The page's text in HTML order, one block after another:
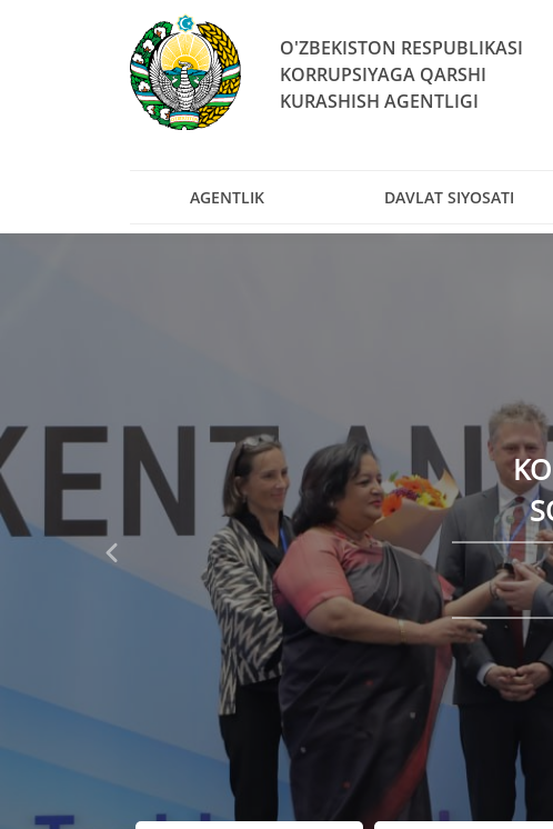
O'ZBEKISTON RESPUBLIKASI
KORRUPSIYAGA QARSHI
KURASHISH AGENTLIGI
AGENTLIK DAVLAT SIYOSATI
Previous